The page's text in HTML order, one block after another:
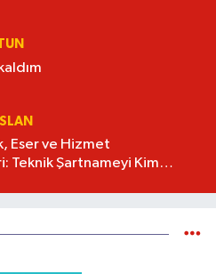
Eser ve Hizmet
Teknik Şartnameyi Kim